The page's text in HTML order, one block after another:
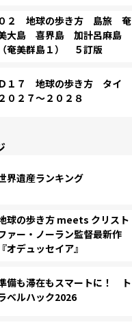
０２ 地球の歩き方 島旅 奄
大島 喜界島 加計呂麻島
（奄美群島１） ５訂版
Ｄ１７ 地球の歩き方 タイ
２０２７～２０２８
界遺産ランキング
球の歩き方 meets クリスト
ァー・ノーラン監督最新作
『オデュッセイア』
備も滞在もスマートに！ ト
ベルハック2026